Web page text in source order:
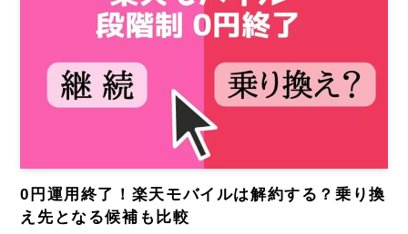
0円運用終了！楽天モバイルは解約する？乗り換
え先となる候補も比較